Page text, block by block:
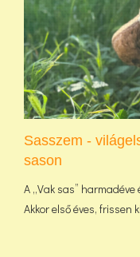
Sasszem -
sason
A „Vak sas”
Akkor első éves,